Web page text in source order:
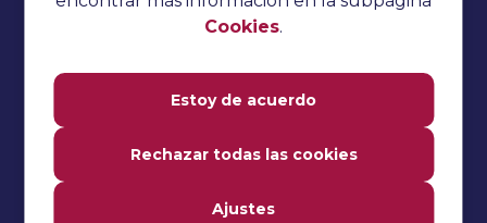
Pruebas de rendimiento
Tutorial de Katalon Studio
Cookies.
Estoy de acuerdo
Rechazar todas las cookies
Ajustes